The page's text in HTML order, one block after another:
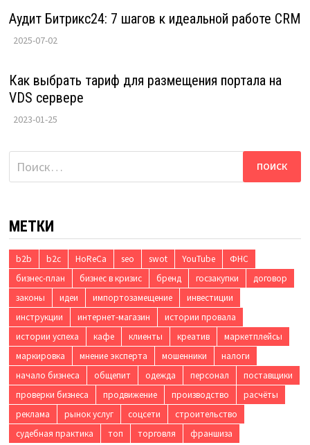
Аудит Битрикс24: 7 шагов к идеальной работе CRM
2025-07-02
Как выбрать тариф для размещения портала на
VDS сервере
2023-01-25
Найти:
МЕТКИ
b2b b2c HoReCa seo swot YouTube
ФНС
бизнес-план
бизнес в кризис бренд госзакупки
договор
законы
идеи импортозамещение
инвестиции
инструкции
интернет-магазин
истории провала
истории успеха
кафе клиенты креатив
маркетплейсы
маркировка
мнение эксперта мошенники
налоги
начало бизнеса
общепит одежда персонал
поставщики
проверки бизнеса
продвижение производство
расчёты
реклама
рынок услуг соцсети
строительство
судебная практика
топ торговля франшиза